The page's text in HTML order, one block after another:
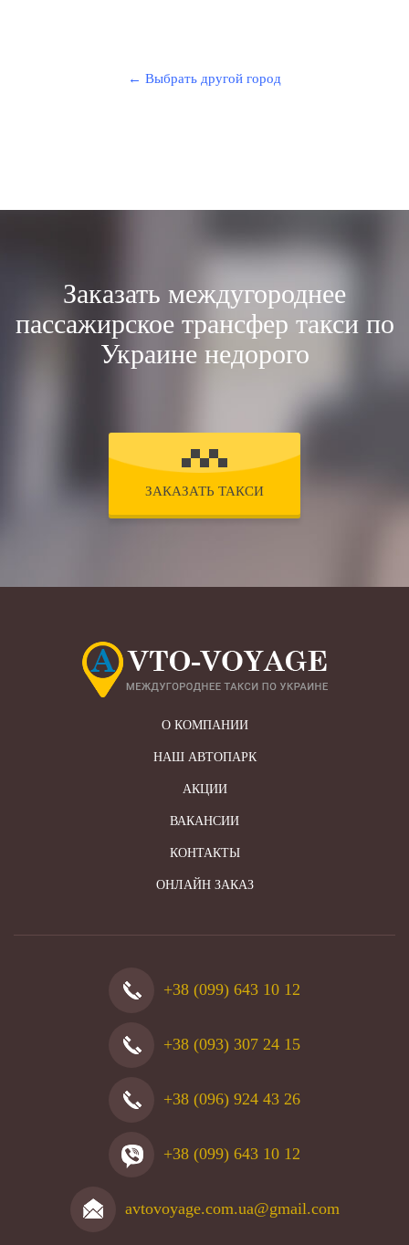
← Выбрать другой город
Заказать междугороднее
пассажирское трансфер такси по
Украине недорого
ЗАКАЗАТЬ ТАКСИ
О КОМПАНИИ
НАШ АВТОПАРК
АКЦИИ
ВАКАНСИИ
КОНТАКТЫ
ОНЛАЙН ЗАКАЗ
+38 (099) 643 10 12
+38 (093) 307 24 15
+38 (096) 924 43 26
+38 (099) 643 10 12
avtovoyage.com.ua@gmail.com